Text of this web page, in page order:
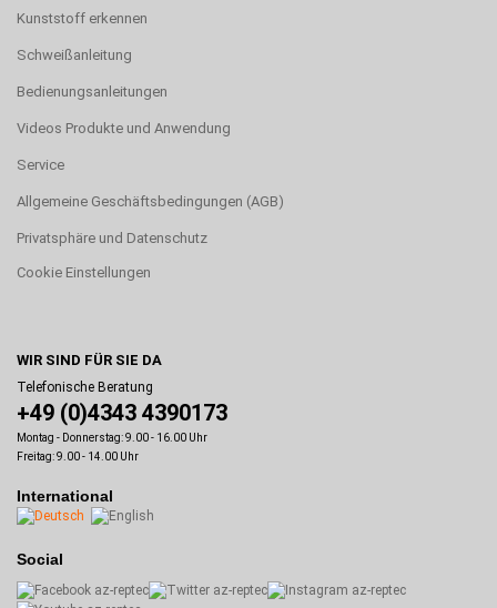
Kunststoff erkennen
Schweißanleitung
Bedienungsanleitungen
Videos Produkte und Anwendung
Service
Allgemeine Geschäftsbedingungen (AGB)
Privatsphäre und Datenschutz
Cookie Einstellungen
WIR SIND FÜR SIE DA
Telefonische Beratung
+49 (0)4343 4390173
Montag - Donnerstag: 9.00 - 16.00 Uhr
Freitag: 9.00 - 14.00 Uhr
International
Social